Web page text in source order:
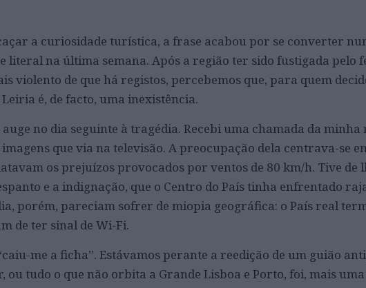
a curiosidade turística, a frase acabou por se converter
literal na última semana. Após a região ter sido fustigada pelo
violento de que há registos, percebemos que, para quem
é, de facto, uma inexistência.
no dia seguinte à tragédia. Recebi uma chamada da minha
que via na televisão. A preocupação dela centrava-se
os prejuízos provocados por ventos de 80 km/h. Tive de
e a indignação, que o Centro do País tinha enfrentado
porém, pareciam sofrer de miopia geográfica: o País real
de ter sinal de Wi-Fi.
me a ficha”. Estávamos perante a reedição de um guião
ou tudo o que não orbita a Grande Lisboa e Porto, foi, mais uma